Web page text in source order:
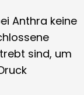
Anthra keine
sind, um